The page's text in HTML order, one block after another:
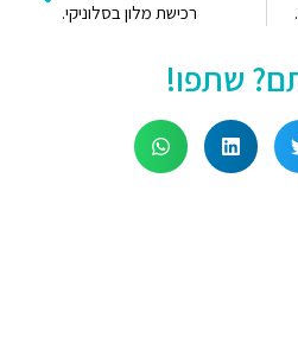
רכישת מלון בסלוניקי.
שתפו!